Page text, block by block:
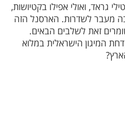
גראד, ואולי אפילו בקטיושות,
מעבר לשדרות. הארסנל הזה
זאת לשלבים הבאים.
המיגון הישראלית במלוא